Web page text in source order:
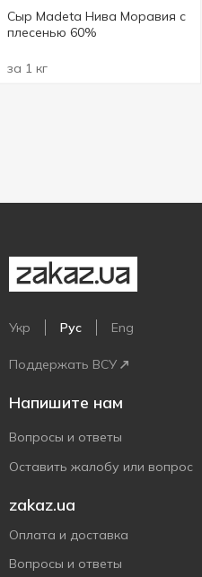
Сыр Madeta Нива Моравия с
плесенью 60%
за 1 кг
Укр Рус Eng
Поддержать ВСУ
Напишите нам
Вопросы и ответы
Оставить жалобу или вопрос
zakaz.ua
Оплата и доставка
Вопросы и ответы